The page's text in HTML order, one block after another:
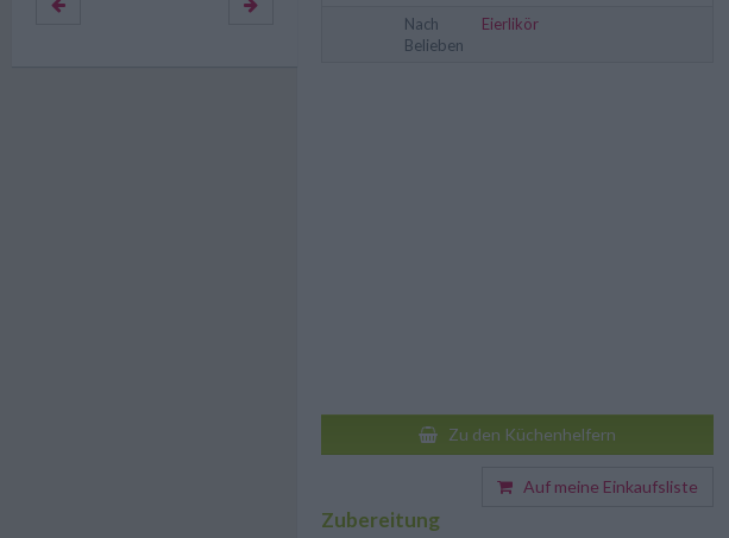
Nach
Belieben
Eierlikör
Zu den Küchenhelfern
Auf meine Einkaufsliste
Zubereitung